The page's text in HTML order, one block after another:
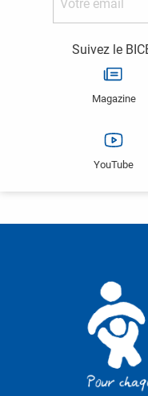
Suivez le
Magazine
YouTube